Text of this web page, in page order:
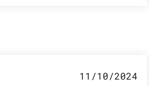
11/10/2024